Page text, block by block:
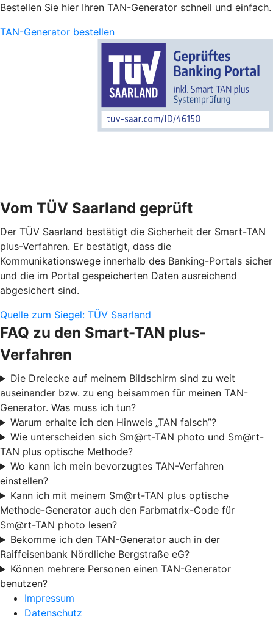
Bestellen Sie hier Ihren TAN-Generator schnell und einfach.
TAN-Generator bestellen
Vom TÜV Saarland geprüft
Der TÜV Saarland bestätigt die Sicherheit der Smart-TAN
plus-Verfahren. Er bestätigt, dass die
Kommunikationswege innerhalb des Banking-Portals sicher
und die im Portal gespeicherten Daten ausreichend
abgesichert sind.
Quelle zum Siegel: TÜV Saarland
FAQ zu den Smart-TAN plus-
Verfahren
Die Dreiecke auf meinem Bildschirm sind zu weit
auseinander bzw. zu eng beisammen für meinen TAN-
Generator. Was muss ich tun?
Warum erhalte ich den Hinweis „TAN falsch”?
Wie unterscheiden sich Sm@rt-TAN photo und Sm@rt-
TAN plus optische Methode?
Wo kann ich mein bevorzugtes TAN-Verfahren
einstellen?
Kann ich mit meinem Sm@rt-TAN plus optische
Methode-Generator auch den Farbmatrix-Code für
Sm@rt-TAN photo lesen?
Bekomme ich den TAN-Generator auch in der
Raiffeisenbank Nördliche Bergstraße eG?
Können mehrere Personen einen TAN-Generator
benutzen?
Impressum
Datenschutz